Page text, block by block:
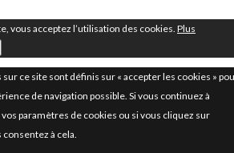
vous acceptez l’utilisation des cookies. Plus
ce site sont définis sur « accepter les cookies »
de navigation possible. Si vous continuez à
paramètres de cookies ou si vous cliquez sur
à cela.